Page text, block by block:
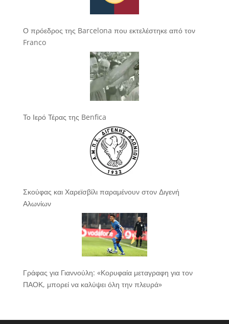
Ο πρόεδρος της Barcelona που εκτελέστηκε από τον
Franco
Το Ιερό Τέρας της Benfica
Σκούφας και Χαρεϊσβίλι παραμένουν στον Διγενή
Αλωνίων
Γράφας για Γιαννούλη: «Κορυφαία μεταγραφη για τον
ΠΑΟΚ, μπορεί να καλύψει όλη την πλευρά»